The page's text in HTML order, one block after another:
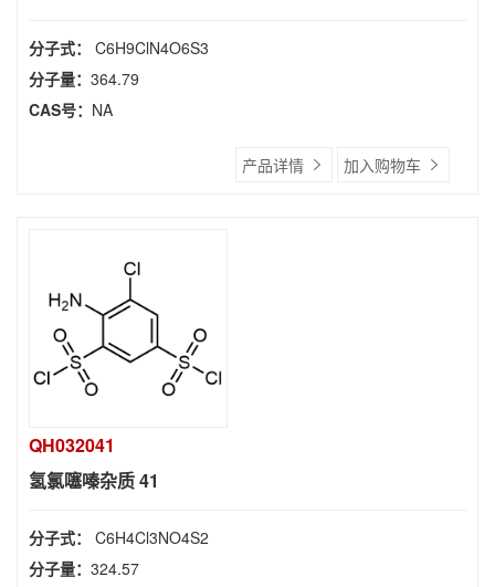
分子式： C6H9ClN4O6S3
分子量： 364.79
CAS号： NA
产品详情 加入购物车
QH032041
氢氯噻嗪杂质 41
分子式： C6H4Cl3NO4S2
分子量： 324.57